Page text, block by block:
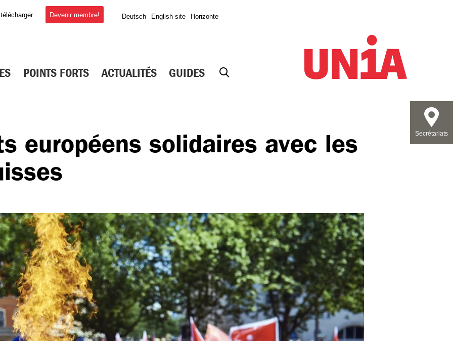
Devenir membre! Deutsch English site Horizonte
la construction
construction
POINTS FORTS ACTUALITÉS GUIDES
européens solidaires avec les
Secrétariats